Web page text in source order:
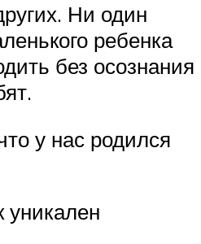
Ни один
ребенка
без осознания
у нас родился